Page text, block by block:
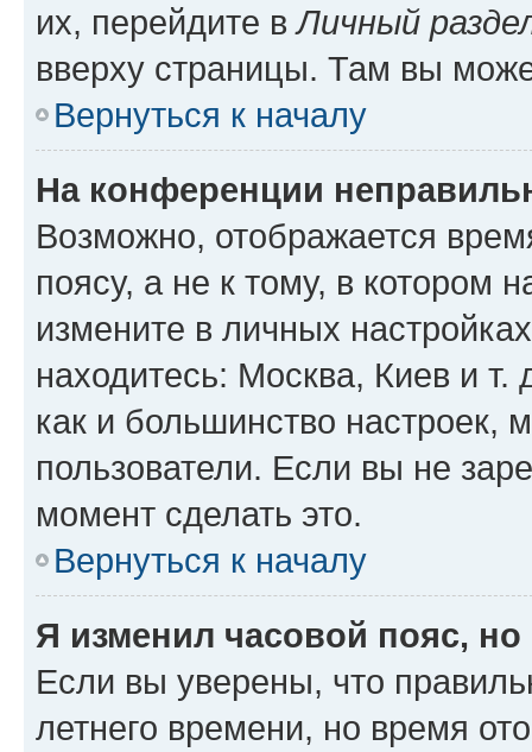
их, перейдите вЛичный
вверху страницы. Там вы
Вернуться к началу
На конференции
Возможно, отображается
поясу, а не к тому, в котором
измените в личных
находитесь: Москва, Киев и т.
как и большинство настроек,
пользователи. Если вы не
момент сделать это.
Вернуться к началу
Я изменил часовой пояс,
Если вы уверены, что
летнего времени, но время